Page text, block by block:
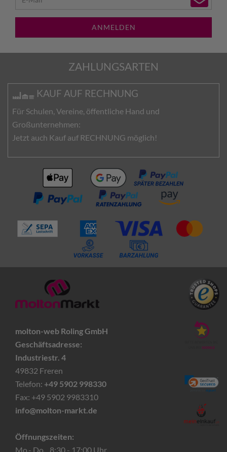
ANMELDEN
ZAHLUNGSARTEN
KAUF AUF RECHNUNG
Für Schulen, Vereine, öffentliche Hand und
Großunternehmen:
Jetzt auch Kauf auf RECHNUNG möglich!
molton-web Roling GmbH
Geschäftsadresse:
Industriestr. 4
49832 Freren
Telefon: +49 5902 998330
Fax: +49 5902 9983310
info@molton-markt.de
Öffnungszeiten:
Mo.- Do. 8:30 - 17:00 Uhr